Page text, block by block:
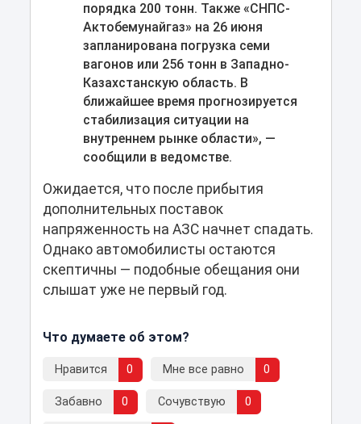
порядка 200 тонн. Также «СНПС-
Актобемунайгаз» на 26 июня
запланирована погрузка семи
вагонов или 256 тонн в Западно-
Казахстанскую область. В
ближайшее время прогнозируется
стабилизация ситуации на
внутреннем рынке области», —
сообщили в ведомстве.
Ожидается, что после прибытия
дополнительных поставок
напряженность на АЗС начнет спадать.
Однако автомобилисты остаются
скептичны — подобные обещания они
слышат уже не первый год.
Что думаете об этом?
Нравится 0 Мне все равно 0
Забавно 0 Сочувствую 0